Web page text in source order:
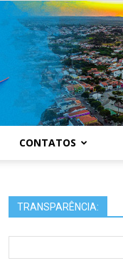
CONTATOS
TRANSPARÊNCIA: